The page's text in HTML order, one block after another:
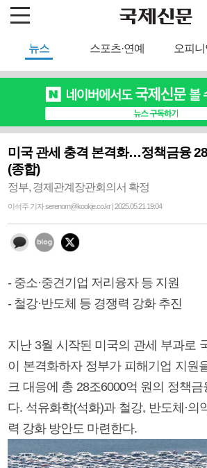
뉴스 스포츠·연예 오피니
미국 관세 충격 본격화…정책금융
(종합)
정부, 경제관계장관회의서 확정
이석주 기자 serenom@kookje.co.kr | 2025.05.21 19:04
- 중소·중견기업 저리융자 등 지원
- 철강·반도체 등 경쟁력 강화 추진
지난 3월 시작된 미국의 관세 부과로
이 본격화하자 정부가 피해기업 지원
크 대응에 총 28조6000억 원의 정책
다. 석유화학(석화)과 철강, 반도체·의
력 강화 방안도 마련한다.